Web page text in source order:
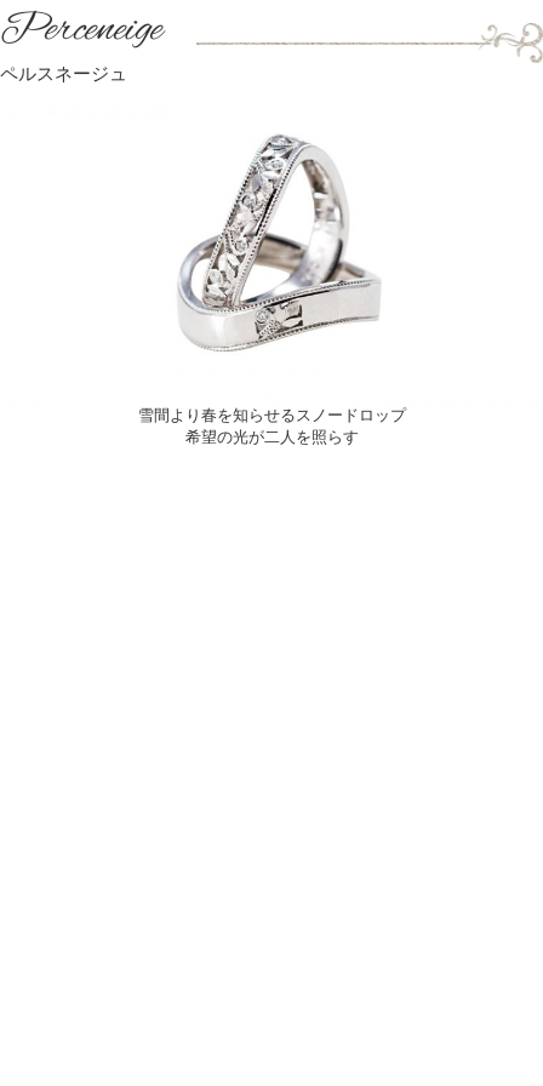
Perceneige
ペルスネージュ
雪間より春を知らせるスノードロップ
希望の光が二人を照らす